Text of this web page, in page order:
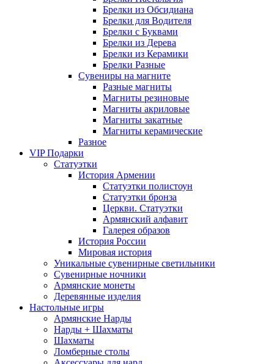
Брелки из Обсидиана
Брелки для Водителя
Брелки с Буквами
Брелки из Дерева
Брелки из Керамики
Брелки Разные
Сувениры на магните
Разные магниты
Магниты резиновые
Магниты акриловые
Магниты закатные
Магниты керамические
Разное
VIP Подарки
Статуэтки
История Армении
Статуэтки полистоун
Статуэтки бронза
Церкви. Статуэтки
Армянский алфавит
Галерея образов
История России
Мировая история
Уникальные сувенирные светильники
Сувенирные ночники
Армянские монеты
Деревянные изделия
Настольные игры
Армянские Нарды
Нарды + Шахматы
Шахматы
Ломберные столы